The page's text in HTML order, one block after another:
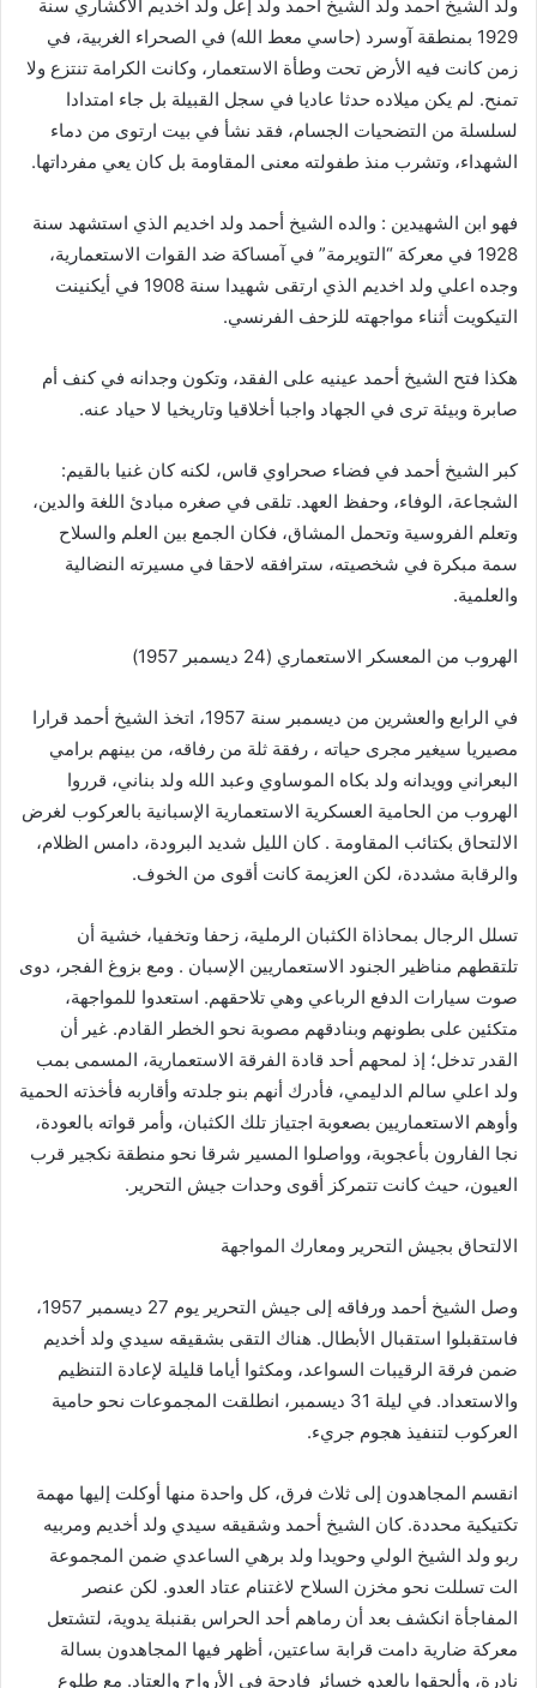
ولد الشيخ أحمد ولد الشيخ احمد ولد إعل ولد أخديم الآكشاري سنة
1929 بمنطقة آوسرد (حاسي معط الله) في الصحراء الغربية، في
زمن كانت فيه الأرض تحت وطأة الاستعمار، وكانت الكرامة تنتزع ولا
تمنح. لم يكن ميلاده حدثا عاديا في سجل القبيلة بل جاء امتدادا
لسلسلة من التضحيات الجسام، فقد نشأ في بيت ارتوى من دماء
الشهداء، وتشرب منذ طفولته معنى المقاومة بل كان يعي مفرداتها.
فهو ابن الشهيدين : والده الشيخ أحمد ولد اخديم الذي استشهد سنة
1928 في معركة “التويرمة” في آمساكة ضد القوات الاستعمارية،
وجده اعلي ولد اخديم الذي ارتقى شهيدا سنة 1908 في أيكنينت
التيكويت أثناء مواجهته للزحف الفرنسي.
هكذا فتح الشيخ أحمد عينيه على الفقد، وتكون وجدانه في كنف أم
صابرة وبيئة ترى في الجهاد واجبا أخلاقيا وتاريخيا لا حياد عنه.
كبر الشيخ أحمد في فضاء صحراوي قاس، لكنه كان غنيا بالقيم:
الشجاعة، الوفاء، وحفظ العهد. تلقى في صغره مبادئ اللغة والدين،
وتعلم الفروسية وتحمل المشاق، فكان الجمع بين العلم والسلاح
سمة مبكرة في شخصيته، سترافقه لاحقا في مسيرته النضالية
والعلمية.
الهروب من المعسكر الاستعماري (24 ديسمبر 1957)
في الرابع والعشرين من ديسمبر سنة 1957، اتخذ الشيخ أحمد قرارا
مصيريا سيغير مجرى حياته ، رفقة ثلة من رفاقه، من بينهم برامي
البعراني وويدانه ولد بكاه الموساوي وعبد الله ولد بناني، قرروا
الهروب من الحامية العسكرية الاستعمارية الإسبانية بالعركوب لغرض
الالتحاق بكتائب المقاومة . كان الليل شديد البرودة، دامس الظلام،
والرقابة مشددة، لكن العزيمة كانت أقوى من الخوف.
تسلل الرجال بمحاذاة الكثبان الرملية، زحفا وتخفيا، خشية أن
تلتقطهم مناظير الجنود الاستعماريين الإسبان . ومع بزوغ الفجر، دوى
صوت سيارات الدفع الرباعي وهي تلاحقهم. استعدوا للمواجهة،
متكئين على بطونهم وبنادقهم مصوبة نحو الخطر القادم. غير أن
القدر تدخل؛ إذ لمحهم أحد قادة الفرقة الاستعمارية، المسمى بمب
ولد اعلي سالم الدليمي، فأدرك أنهم بنو جلدته وأقاربه فأخذته الحمية
وأوهم الاستعماريين بصعوبة اجتياز تلك الكثبان، وأمر قواته بالعودة،
نجا الفارون بأعجوبة، وواصلوا المسير شرقا نحو منطقة نكجير قرب
العيون، حيث كانت تتمركز أقوى وحدات جيش التحرير.
الالتحاق بجيش التحرير ومعارك المواجهة
وصل الشيخ أحمد ورفاقه إلى جيش التحرير يوم 27 ديسمبر 1957،
فاستقبلوا استقبال الأبطال. هناك التقى بشقيقه سيدي ولد أخديم
ضمن فرقة الرقيبات السواعد، ومكثوا أياما قليلة لإعادة التنظيم
والاستعداد. في ليلة 31 ديسمبر، انطلقت المجموعات نحو حامية
العركوب لتنفيذ هجوم جريء.
انقسم المجاهدون إلى ثلاث فرق، كل واحدة منها أوكلت إليها مهمة
تكتيكية محددة. كان الشيخ أحمد وشقيقه سيدي ولد أخديم ومربيه
ربو ولد الشيخ الولي وحويدا ولد برهي الساعدي ضمن المجموعة
الت تسللت نحو مخزن السلاح لاغتنام عتاد العدو. لكن عنصر
المفاجأة انكشف بعد أن رماهم أحد الحراس بقنبلة يدوية، لتشتعل
معركة ضارية دامت قرابة ساعتين، أظهر فيها المجاهدون بسالة
نادرة، وألحقوا بالعدو خسائر فادحة في الأرواح والعتاد. مع طلوع